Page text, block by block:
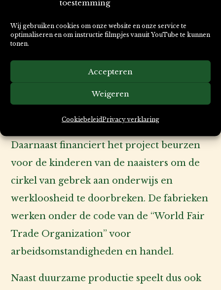
toestemming
Wij gebruiken cookies om onze website en onze service te
optimaliseren en om instructie filmpjes vanuit YouTube te kunnen
tonen.
Accepteren
Weigeren
CookiebeleidPrivacy verklaring
liefdevol met de hand gemaakt in twee
sociale instellingen in Nepal. Bij de sociale
sociaal achtergestelde milieus die geen
toegang hebben tot de arbeidsmarkt. Het
Daarnaast financiert het project beurzen
voor de kinderen van de naaisters om de
cirkel van gebrek aan onderwijs en
werkloosheid te doorbreken. De fabrieken
werken onder de code van de “World Fair
Trade Organization” voor
arbeidsomstandigheden en handel.
Naast duurzame productie speelt dus ook